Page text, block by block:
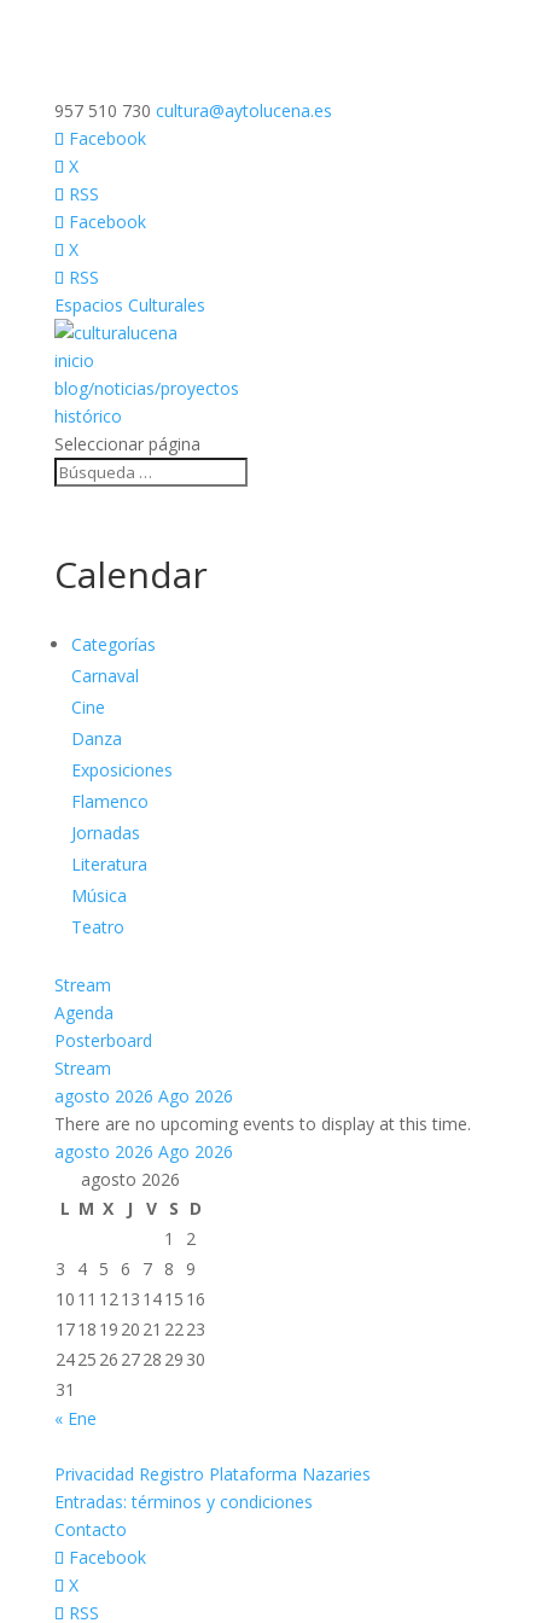
957 510 730 cultura@aytolucena.es
Facebook
X
RSS
Facebook
X
RSS
Espacios Culturales
inicio
blog/noticias/proyectos
histórico
Seleccionar página
Calendar
Categorías
Carnaval
Cine
Danza
Exposiciones
Flamenco
Jornadas
Literatura
Música
Teatro
Stream
Agenda
Posterboard
Stream
agosto 2026 Ago 2026
There are no upcoming events to display at this time.
agosto 2026 Ago 2026
agosto 2026
L M X J V S D
1
2
3
4 5 6 7 8
9
10 11 1213 1415 16
1718 19 20 21 2223
2425 26 2728 29 30
31
« Ene
Privacidad Registro Plataforma Nazaries
Entradas: términos y condiciones
Contacto
Facebook
X
RSS